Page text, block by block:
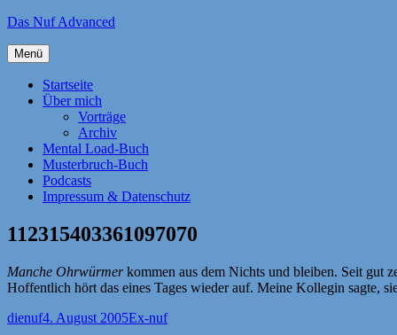
Zum
springen
Das Nuf Advanced
Menü
Startseite
Über mich
Vorträge
Archiv
Mental Load-Buch
Musterbruch-Buch
Podcasts
Impressum & Datenschutz
112315403361097070
Manche Ohrwürmerkommen aus dem Nichts und bleiben. Seit gut
Hoffentlich hört das eines Tages wieder auf. Meine Kollegin sagte,
Autor
dienufVeröffentlicht
4. August 2005Kategorien
Ex-nuf